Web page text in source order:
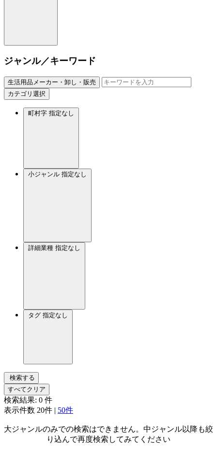
ジャンル／キーワード
生活用品メーカー・卸し・販売
カテゴリ選択
町村字 指定なし
小ジャンル 指定なし
詳細業種 指定なし
タグ 指定なし
検索する
すべてクリア
検索結果: 0 件
表示件数 20件 | 50件
大ジャンルのみでの検索はできません。中ジャンル以降も絞
り込んで再度検索してみてください